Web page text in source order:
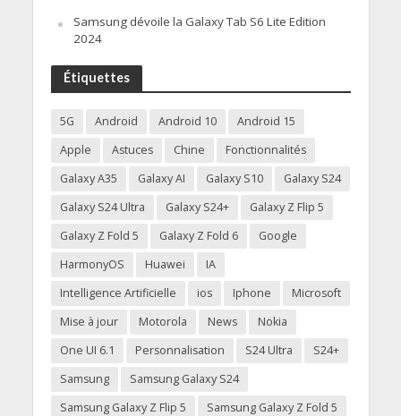
Samsung dévoile la Galaxy Tab S6 Lite Edition
2024
Étiquettes
5G Android Android 10
Android 15
Apple
Astuces Chine
Fonctionnalités
Galaxy A35
Galaxy AI Galaxy S10
Galaxy S24
Galaxy S24 Ultra
Galaxy S24+
Galaxy Z Flip 5
Galaxy Z Fold 5
Galaxy Z Fold 6
Google
HarmonyOS
Huawei
IA
Intelligence Artificielle
ios Iphone
Microsoft
Mise à jour
Motorola News
Nokia
One UI 6.1
Personnalisation S24 Ultra
S24+
Samsung
Samsung Galaxy S24
Samsung Galaxy Z Flip 5
Samsung Galaxy Z Fold 5